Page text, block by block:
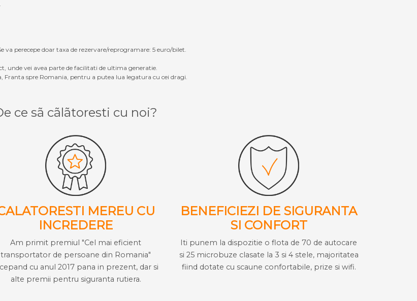
perecepe doar taxa de rezervare/reprogramare: 5 euro/bilet.
unde vei avea parte de facilitati de ultima generatie.
spre Romania, pentru a putea lua legatura cu cei dragi.
ce sã cãlãtoresti cu noi?
MEREU CU
INCREDERE
Am primit premiul "Cel mai eficient
transportator de persoane din Romania"
cu anul 2017 pana in prezent, dar si
alte premii pentru siguranta rutiera.
BENEFICIEZI DE SIGURANTA
SI CONFORT
Iti punem la dispozitie o flota de 70 de autocare
si 25 microbuze clasate la 3 si 4 stele, majoritatea
fiind dotate cu scaune confortabile, prize si wifi.